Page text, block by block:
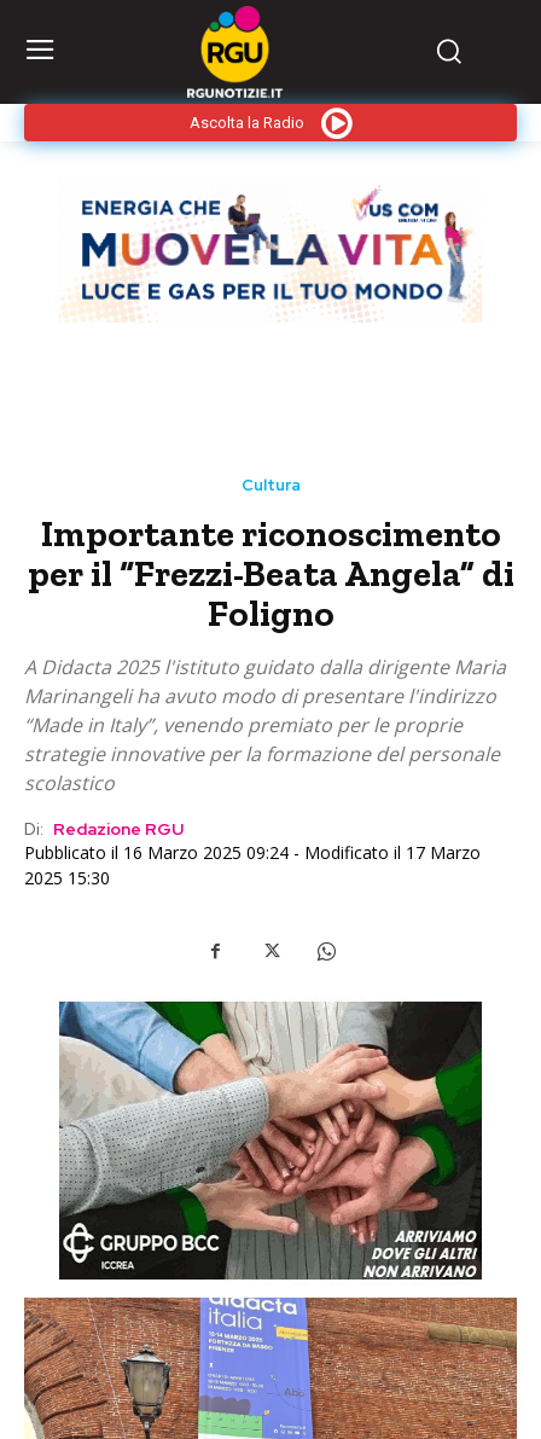
Ascolta la Radio
Cultura
Importante riconoscimento
per il “Frezzi-Beata Angela” di
Foligno
A Didacta 2025 l'istituto guidato dalla dirigente Maria
Marinangeli ha avuto modo di presentare l'indirizzo
“Made in Italy”, venendo premiato per le proprie
strategie innovative per la formazione del personale
scolastico
Di: Redazione RGU
Pubblicato il 16 Marzo 2025 09:24 - Modificato il 17 Marzo
2025 15:30